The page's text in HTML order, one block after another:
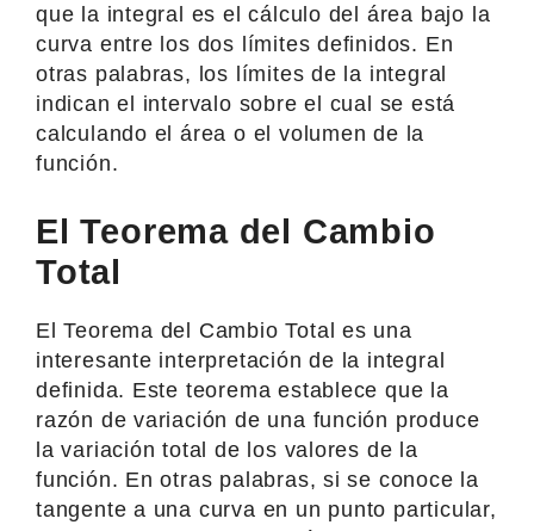
que la integral es el cálculo del área bajo la
curva entre los dos límites definidos. En
otras palabras, los límites de la integral
indican el intervalo sobre el cual se está
calculando el área o el volumen de la
función.
El Teorema del Cambio
Total
El Teorema del Cambio Total es una
interesante interpretación de la integral
definida. Este teorema establece que la
razón de variación de una función produce
la variación total de los valores de la
función. En otras palabras, si se conoce la
tangente a una curva en un punto particular,